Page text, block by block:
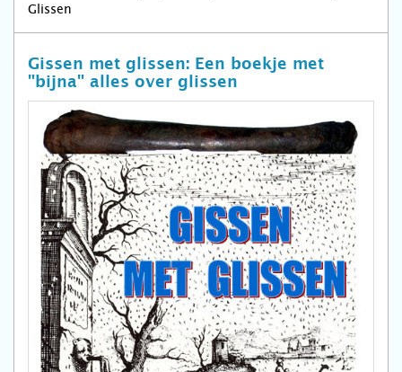
Glissen
Gissen met glissen: Een boekje met
"bijna" alles over glissen